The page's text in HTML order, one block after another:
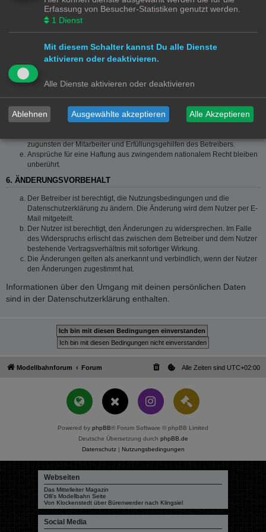
Die Haftung ist gegenüber Verbrauchern außer bei vorsätzlichem oder
grob fahrlässigem Verhalten oder bei Schäden aus der Verletzung von
Leben, Körper und Gesundheit und der Verletzung wesentlicher
Vertragspflichten (Kardinalpflichten) auf die bei Vertragsschluss
typischerweise vorhersehbaren Schäden und im übrigen der Höhe nach
für mittelbare Folgeschäden wie insbesondere entgangenen Gewinn.
Die Haftung ist gegenüber Unternehmern außer bei der Verletzung von
Leben, Körper und Gesundheit oder vorsätzlichem oder grob
nach auf die vertragstypischen Durchschnittsschäden begrenzt. Dies gilt
auch für mittelbare Schäden, insbesondere entgangenen Gewinn.
zugunsten der Mitarbeiter und Erfüllungsgehilfen des Betreibers.
Ansprüche für eine Haftung aus zwingendem nationalem Recht bleiben
unberührt.
6. ÄNDERUNGSVORBEHALT
Der Betreiber ist berechtigt, die Nutzungsbedingungen und die
Datenschutzerklärung zu ändern. Die Änderung wird dem Nutzer per E-
Mail mitgeteilt.
Der Nutzer ist berechtigt, den Änderungen zu widersprechen. Im Falle
des Widerspruchs erlischt das zwischen dem Betreiber und dem Nutzer
bestehende Vertragsverhältnis mit sofortiger Wirkung.
Die Änderungen gelten als anerkannt und verbindlich, wenn der Nutzer
den Änderungen zugestimmt hat.
Informationen über den Umgang mit deinen persönlichen Daten
sind in der Datenschutzerklärung enthalten.
Modellbahnforum Forum Alle Zeiten sind UTC+02:00
Powered by phpBB® Forum Software © phpBB Limited
Deutsche Übersetzung durch phpBB.de
Datenschutz| Nutzungsbedingungen
Webseiten
Das Mittelleiter Magazin
Olli's Modellbahn Seite
Von Klockenstedt über Bürenwerder nach Klingsiel
Social Media
Erfassung von Besucher-Statistiken genutzt werden.
1 Dienst
Mit diesem Schalter kannst Du alle Dienste
aktivieren oder deaktivieren.
Alle Dienste aktivieren oder deaktivieren
Ablehnen Ausgewählte akzeptieren Alle Akzeptieren